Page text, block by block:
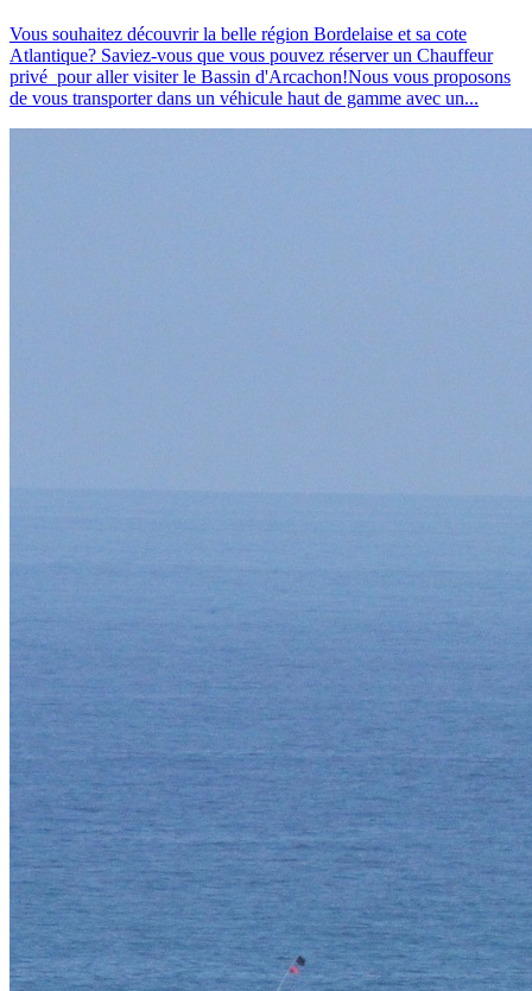
Vous souhaitez découvrir la belle région Bordelaise et sa cote
Atlantique? Saviez-vous que vous pouvez réserver un Chauffeur
privé pour aller visiter le Bassin d'Arcachon!Nous vous proposons
de vous transporter dans un véhicule haut de gamme avec un...